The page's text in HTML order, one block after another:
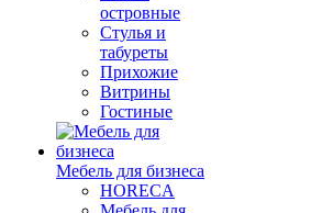
островные
Стулья и
табуреты
Прихожие
Витрины
Гостиные
Мебель для бизнеса
HORECA